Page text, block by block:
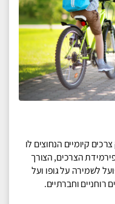
קיומיים הנחוצים לו
הצרכים, הצורך
לשמירה על גופו ועל
רוחניים וחברתיים.